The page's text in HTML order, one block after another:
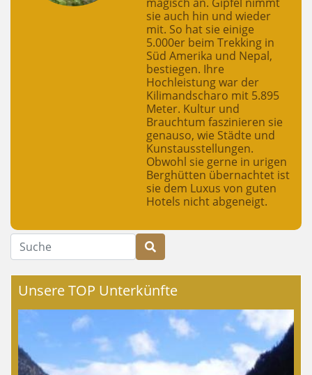
magisch an. Gipfel nimmt
sie auch hin und wieder
mit. So hat sie einige
5.000er beim Trekking in
Süd Amerika und Nepal,
bestiegen. Ihre
Hochleistung war der
Kilimandscharo mit 5.895
Meter. Kultur und
Brauchtum faszinieren sie
genauso, wie Städte und
Kunstausstellungen.
Obwohl sie gerne in urigen
Berghütten übernachtet ist
sie dem Luxus von guten
Hotels nicht abgeneigt.
Suche
Unsere TOP Unterkünfte